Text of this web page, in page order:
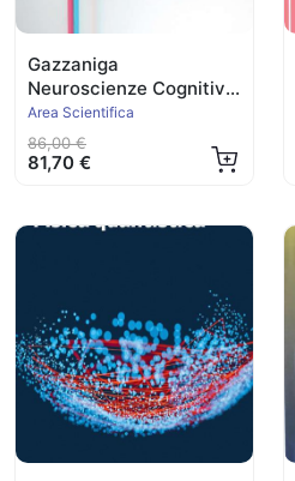
Gazzaniga
Neuroscienze Cognitive
Ed.2021
Area Scientifica
86,00 €
81,70 €